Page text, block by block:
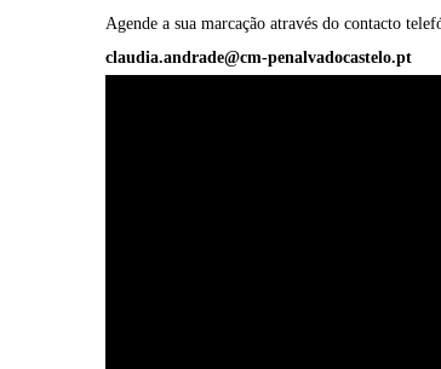
Agende a sua marcação através do contacto
claudia.andrade@cm-penalvadocastelo.pt